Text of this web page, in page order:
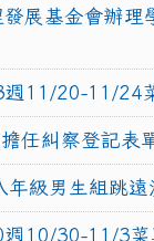
展基金會辦理
週11/20-11/24
任糾察登記表
年級男生組跳遠
週10/30-11/3菜